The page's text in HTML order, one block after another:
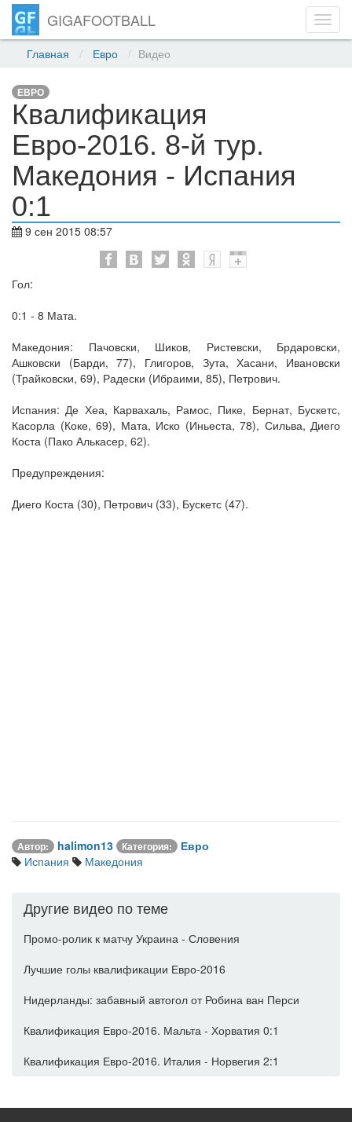
GIGAFOOTBALL
Главная Евро Видео
ЕВРО
Квалификация
Евро-2016. 8-й тур.
Македония - Испания
0:1
9 сен 2015 08:57
Гол:
0:1 - 8 Мата.
Македония: Пачовски, Шиков, Ристевски, Брдаровски,
Ашковски (Барди, 77), Глигоров, Зута, Хасани, Ивановски
(Трайковски, 69), Радески (Ибраими, 85), Петрович.
Испания: Де Хеа, Карвахаль, Рамос, Пике, Бернат, Бускетс,
Касорла (Коке, 69), Мата, Иско (Иньеста, 78), Сильва, Диего
Коста (Пако Алькасер, 62).
Предупреждения:
Диего Коста (30), Петрович (33), Бускетс (47).
Автор: halimon13 Категория:
Евро
Испания
Македония
Другие видео по теме
Промо-ролик к матчу Украина - Словения
Лучшие голы квалификации Евро-2016
Нидерланды: забавный автогол от Робина ван Перси
Квалификация Евро-2016. Мальта - Хорватия 0:1
Квалификация Евро-2016. Италия - Норвегия 2:1